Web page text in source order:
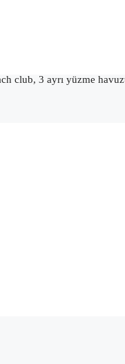
club, 3 ayrı yüzme